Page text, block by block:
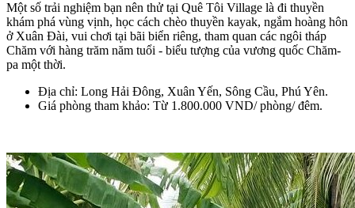
Một số trải nghiệm bạn nên thử tại Quê Tôi Village là đi thuyền
khám phá vùng vịnh, học cách chèo thuyền kayak, ngắm hoàng hôn
ở Xuân Đài, vui chơi tại bãi biển riêng, tham quan các ngôi tháp
Chăm với hàng trăm năm tuổi - biểu tượng của vương quốc Chăm-
pa một thời.
Địa chỉ: Long Hải Đông, Xuân Yến, Sông Cầu, Phú Yên.
Giá phòng tham khảo: Từ 1.800.000 VND/ phòng/ đêm.